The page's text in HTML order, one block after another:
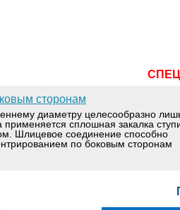
сторонам
диаметру целесообразно
применяется сплошная закалка
Шлицевое соединение способно
по боковым сторонам